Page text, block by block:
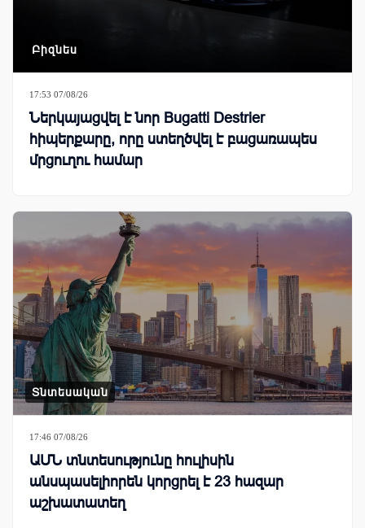
Բիզնես
17:53 07/08/26
Ներկայացվել է նոր Bugatti Destrier
հիպերքարը, որը ստեղծվել է բացառապես
մրցուղու համար
Տնտեսական
17:46 07/08/26
ԱՄՆ տնտեսությունը հուլիսին
անսպասելիորեն կորցրել է 23 հազար
աշխատատեղ